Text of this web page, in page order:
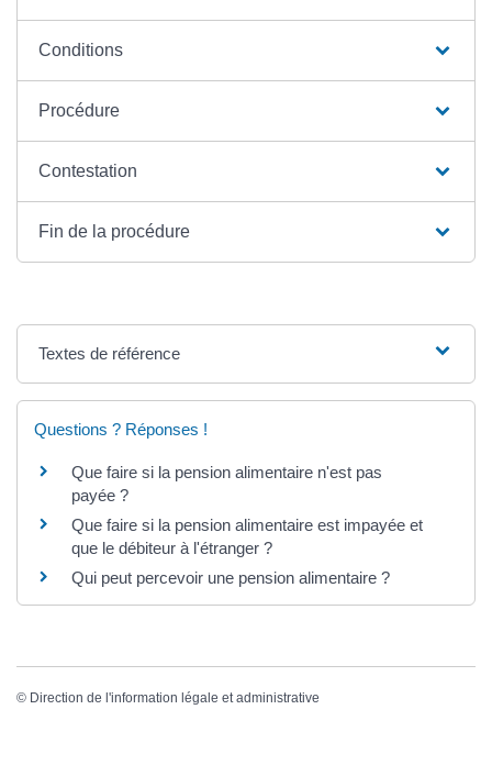
Conditions
Procédure
Contestation
Fin de la procédure
Textes de référence
Questions ? Réponses !
Que faire si la pension alimentaire n'est pas
payée ?
Que faire si la pension alimentaire est impayée et
que le débiteur à l'étranger ?
Qui peut percevoir une pension alimentaire ?
© Direction de l'information légale et administrative